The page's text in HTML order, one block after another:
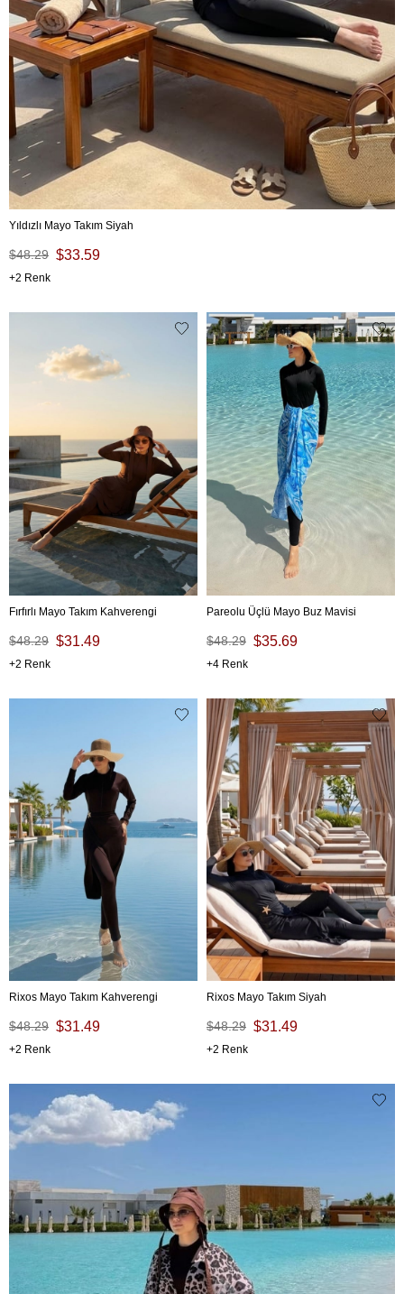
Yıldızlı Mayo Takım Siyah
$33.59
$48.29
2
Fırfırlı Mayo Takım Kahverengi
$31.49
$48.29
2
Pareolu Üçlü Mayo Buz Mavisi
$35.69
$48.29
4
Rixos Mayo Takım Kahverengi
$31.49
$48.29
2
Rixos Mayo Takım Siyah
$31.49
$48.29
2